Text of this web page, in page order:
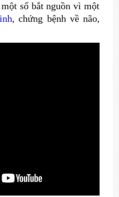
số bắt nguồn vì một
, chứng bệnh về não,